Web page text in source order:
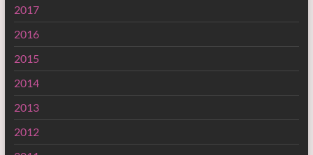
2017
2016
2015
2014
2013
2012